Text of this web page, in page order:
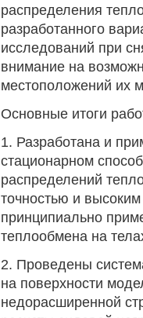
распределения
разработанного
исследований при
внимание на
местоположений их
Основные итоги
1. Разработана и
стационарном
распределений
точностью и
принципиально
теплообмена на
2. Проведены
на поверхности
недорасширенной